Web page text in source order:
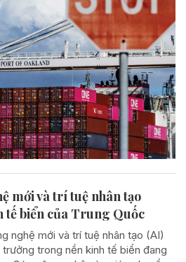
mới và trí tuệ nhân tạo
biển của Trung Quốc
nghệ mới và trí tuệ nhân tạo (AI)
trong nền kinh tế biển đang